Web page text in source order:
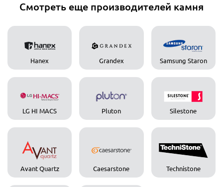
Смотреть еще производителей камня
Hanex Grandex Samsung Staron
LG HI MACS Pluton Silestone
Avant Quartz Caesarstone Technistone